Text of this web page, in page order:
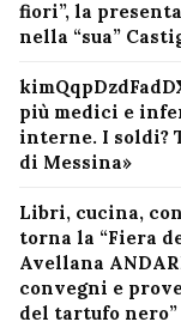
fiori”, la
nella “sua”
più medici e
interne. I soldi?
di Messina»
Libri, cucina,
torna la “Fiera
Avellana
convegni e
del tartufo